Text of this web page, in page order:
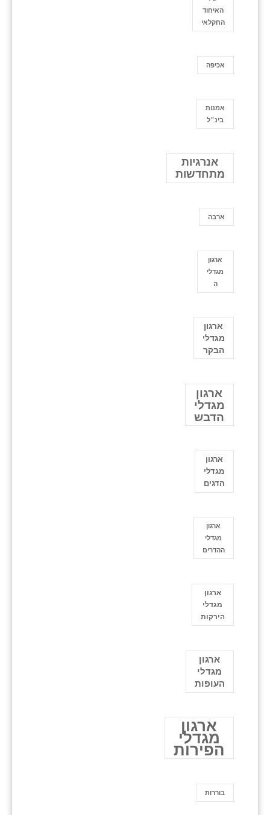
האיחוד
החקלאי
אכיפה
אמנות
בינ״ל
אנרגיות
מתחדשות
ארבה
ארגון
מגדלי
ה
ארגון
מגדלי
הבקר
ארגון
מגדלי
הדבש
ארגון
מגדלי
הדגים
ארגון
מגדלי
ההדרים
ארגון
מגדלי
הירקות
ארגון
מגדלי
העופות
ארגון
מגדלי
הפירות
בוררות